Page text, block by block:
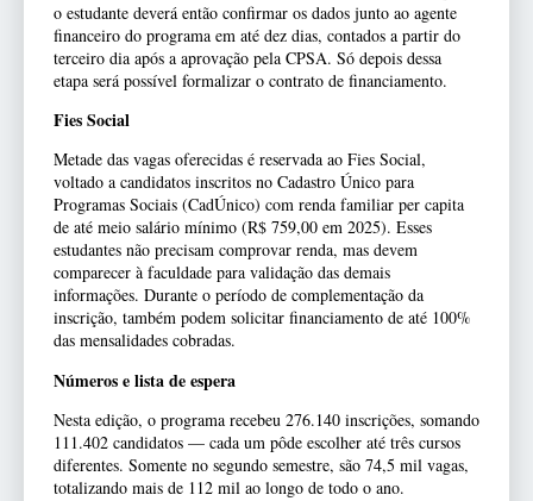
o estudante deverá então confirmar os dados junto ao agente
financeiro do programa em até dez dias, contados a partir do
terceiro dia após a aprovação pela CPSA. Só depois dessa
etapa será possível formalizar o contrato de financiamento.
Fies Social
Metade das vagas oferecidas é reservada ao Fies Social,
voltado a candidatos inscritos no Cadastro Único para
Programas Sociais (CadÚnico) com renda familiar per capita
de até meio salário mínimo (R$ 759,00 em 2025). Esses
estudantes não precisam comprovar renda, mas devem
comparecer à faculdade para validação das demais
informações. Durante o período de complementação da
inscrição, também podem solicitar financiamento de até 100%
das mensalidades cobradas.
Números e lista de espera
Nesta edição, o programa recebeu 276.140 inscrições, somando
111.402 candidatos — cada um pôde escolher até três cursos
diferentes. Somente no segundo semestre, são 74,5 mil vagas,
totalizando mais de 112 mil ao longo de todo o ano.